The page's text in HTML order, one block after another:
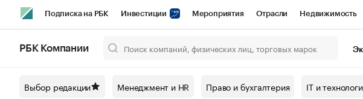
Подписка на РБК Инвестиции Мероприятия Отрасли Недвижимость
Спецпроекты СПб Конференции СПб Спецпроекты Проверка контрагентов
РБК Компании
Выбор редакции Менеджмент и HR Право и бухгалтерия IT и